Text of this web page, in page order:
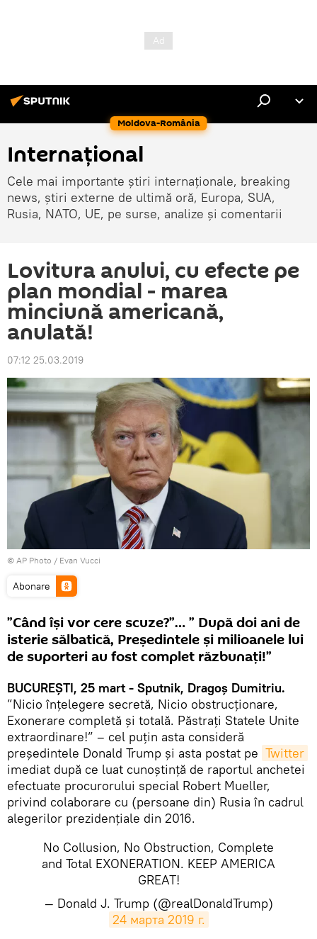
Moldova-România
Internaţional
Cele mai importante știri internaționale, breaking
news, știri externe de ultimă oră, Europa, SUA,
Rusia, NATO, UE, pe surse, analize și comentarii
Lovitura anului, cu efecte pe
plan mondial - marea
minciună americană,
anulată!
07:12 25.03.2019
© AP Photo / Evan Vucci
Abonare
”Când își vor cere scuze?”… ” După doi ani de
isterie sălbatică, Președintele și milioanele lui
de suporteri au fost complet răzbunați!”
BUCUREȘTI, 25 mart - Sputnik, Dragoș Dumitriu.
”Nicio înțelegere secretă, Nicio obstrucționare,
Exonerare completă și totală. Păstrați Statele Unite
extraordinare!” – cel puțin asta consideră
președintele Donald Trump și asta postat pe Twitter
imediat după ce luat cunoștință de raportul anchetei
efectuate procurorului special Robert Mueller,
privind colaborare cu (persoane din) Rusia în cadrul
alegerilor prezidențiale din 2016.
No Collusion, No Obstruction, Complete
and Total EXONERATION. KEEP AMERICA
GREAT!
— Donald J. Trump (@realDonaldTrump)
24 марта 2019 г.